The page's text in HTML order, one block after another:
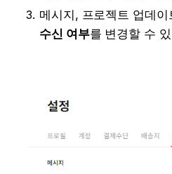
메시지, 프로젝트 업데
수신 여부를 변경할 수